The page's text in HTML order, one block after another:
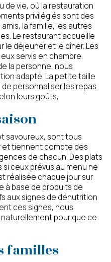
de vie, où la restauration
privilégiés sont des
la famille, les autres
Le restaurant accueille
le déjeuner et le dîner. Les
servis en chambre.
la personne, nous
adapté. La petite taille
personnaliser les repas
leurs goûts,
savoureux, sont tous
et tiennent compte des
de chacun. Des plats
ceux prévus au menu ne
réalisée chaque jour sur
à base de produits de
aux signes de dénutrition
ces signes, nous
pour que ce
familles